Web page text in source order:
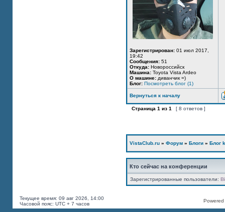
Зарегистрирован: 01 июл 2017,
19:42
Сообщения: 51
Откуда: Новороссийск
Машина: Toyota Vista Ardeo
О машине: диванчик =)
Блог: Посмотреть блог (1)
Вернуться к началу
Страница 1 из 1 [ 8 ответов ]
VistaClub.ru » Форум » Блоги » Блог
Кто сейчас на конференции
Зарегистрированные пользователи:
Текущее время: 09 авг 2026, 14:00
Часовой пояс: UTC + 7 часов